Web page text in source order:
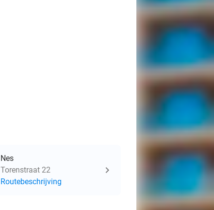
Nes
Torenstraat 22
Routebeschrijving